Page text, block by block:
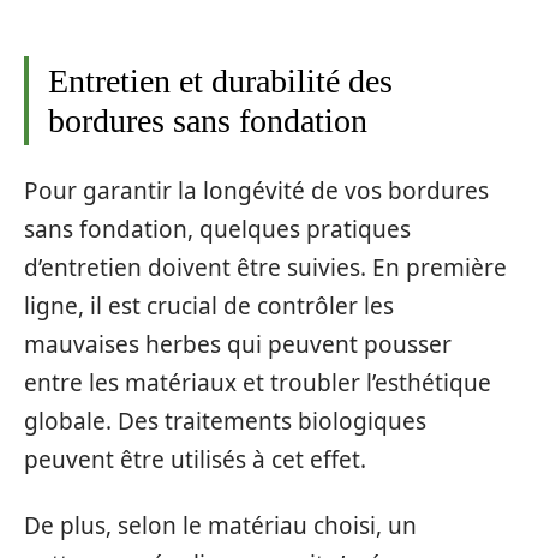
Entretien et durabilité des
bordures sans fondation
Pour garantir la longévité de vos bordures
sans fondation, quelques pratiques
d’entretien doivent être suivies. En première
ligne, il est crucial de contrôler les
mauvaises herbes qui peuvent pousser
entre les matériaux et troubler l’esthétique
globale. Des traitements biologiques
peuvent être utilisés à cet effet.
De plus, selon le matériau choisi, un